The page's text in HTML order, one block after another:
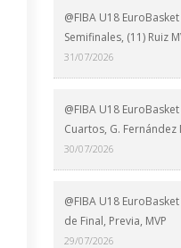
@FIBA U18
Semifinales, (11) Ruiz
31/07/2026
@FIBA U18
Cuartos, G. Fernández
30/07/2026
@FIBA U18
de Final, Previa, MVP
29/07/2026